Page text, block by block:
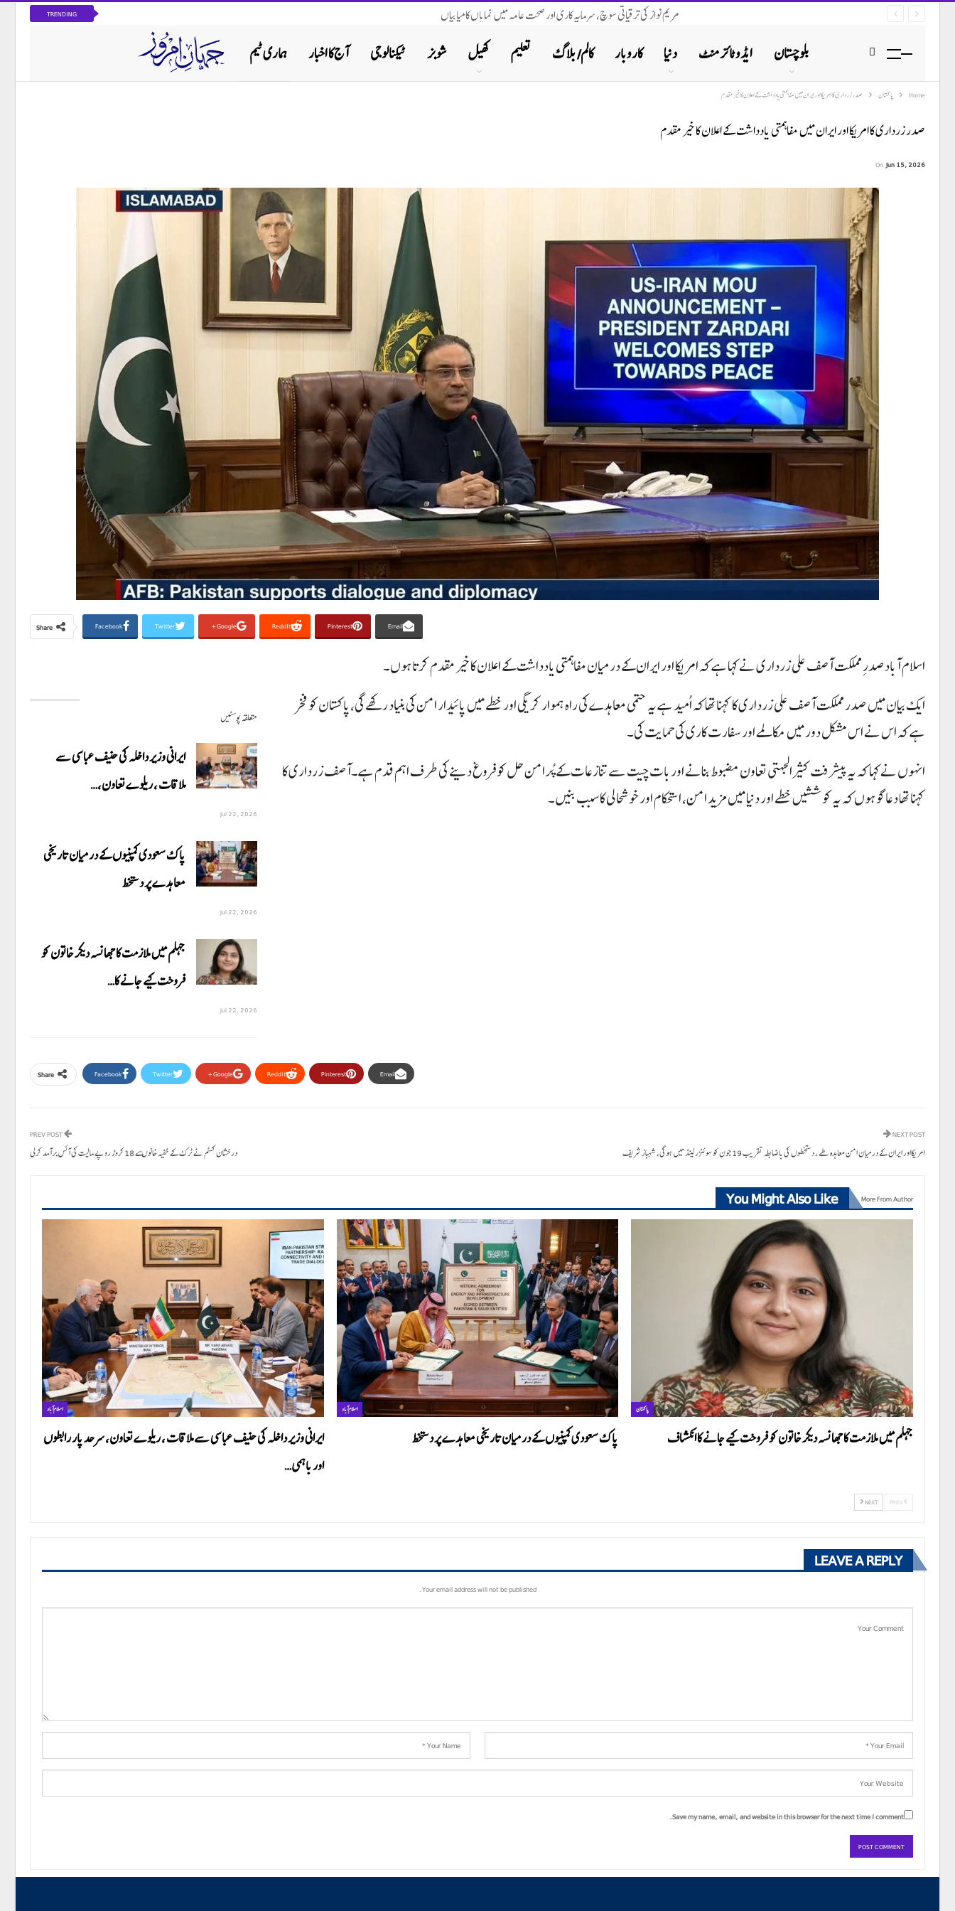
TRENDING مریم نواز کی ترقیاتی سوچ، سرمایہ کاری اور صحت عامہ میں نمایاں کامیابیاں
ہماری ٹیم آج کا اخبار ٹیکنالوجی شوبز کھیل تعلیم کالم/ بلاگ کاروبار دنیا ایڈوٹائزمنٹ بلوچستان
Home پاکستان صدر زرداری کا امریکا اور ایران میں مفاہمتی یادداشت کے اعلان کا خیر مقدم
صدر زرداری کا امریکا اور ایران میں مفاہمتی یادداشت کے اعلان کا خیر مقدم
On Jun 15, 2026
Share Facebook Twitter Google+ ReddIt Pinterest Email
اسلام آباد صدرِ مملکت آصف علی زرداری نے کہا ہے کہ امریکا اور ایران کے درمیان مفاہمتی یادداشت کے اعلان کا خیر مقدم کرتا ہوں۔
متعلقہ پوسٹیں
ایرانی وزیر داخلہ کی حنیف عباسی سے
ملاقات ، ریلوے تعاون،…
Jul 22, 2026
پاک سعودی کمپنیوں کے درمیان تاریخی
معاہدے پر دستخط
Jul 22, 2026
جہلم میں ملازمت کا جھانسہ دیکر خاتون کو
فروخت کیے جانے کا…
Jul 22, 2026
ایک بیان میں صدر مملکت آصف علی زرداری کا کہنا تھا کہ اُمید ہے یہ حتمی معاہدے کی راہ ہموار کریگی اور خطے میں پائیدار امن کی بنیاد رکھے گی، پاکستان کو فخر
ہے کہ اس نے اس مشکل دور میں مکالمے اور سفارت کاری کی حمایت کی۔
انہوں نے کہا کہ یہ پیشرفت کثیرالجہتی تعاون مضبوط بنانے اور بات چیت سے تنازعات کے پُرامن حل کو فروغ دینے کی طرف اہم قدم ہے۔آصف زرداری کا
کہنا تھا دعاگو ہوں کہ یہ کوششیں خطے اور دنیا میں مزید امن، استحکام اور خوشحالی کا سبب بنیں۔
Share Facebook Twitter Google+ ReddIt Pinterest Email
درخشان کسٹم نے ٹرک کے خفیہ خانوںسے 18کروڑ روپے مالیت کی آئس برآمد کرلی
NEXT POST
امریکااور ایران کے درمیان امن معاہدہ طے ، دستخطوں کی باضابطہ تقریب 19 جون کو سوئٹزرلینڈ میں ہوگی، شہباز شریف
You Might Also Like More From Author
اسلام آباد
ایرانی وزیر داخلہ کی حنیف عباسی سے ملاقات ، ریلوے تعاون، سرحد پار رابطوں
اور باہمی…
اسلام آباد
پاک سعودی کمپنیوں کے درمیان تاریخی معاہدے پر دستخط
پاکستان
جہلم میں ملازمت کا جھانسہ دیکر خاتون کو فروخت کیے جانے کا انکشاف
NEXT
LEAVE A REPLY
Your email address will not be published.
Save my name, email, and website in this browser for the next time I comment.